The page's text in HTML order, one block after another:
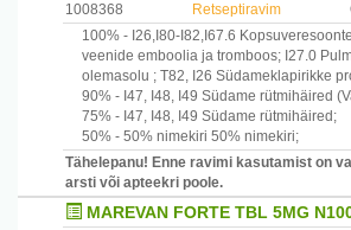
1008368 Retseptiravim
100% - I26,I80-I82,I67.6
veenide emboolia ja tromboos; I27.0
olemasolu ; T82, I26 Südameklapirikke
90% - I47, I48, I49 Südame rütmihäired
75% - I47, I48, I49 Südame rütmihäired ;
50% - 50% nimekiri 50% nimekiri;
Tähelepanu! Enne ravimi kasutamist on
arsti või apteekri poole.
MAREVAN FORTE TBL 5MG